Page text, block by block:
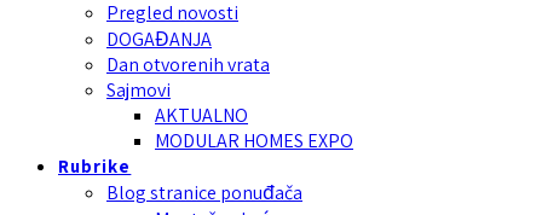
Pregled novosti
DOGAĐANJA
Dan otvorenih vrata
Sajmovi
AKTUALNO
MODULAR HOMES EXPO
Rubrike
Blog stranice ponuđača